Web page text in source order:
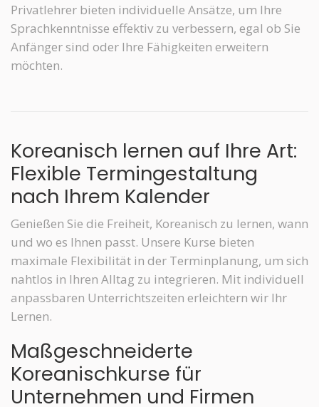
Privatlehrer bieten individuelle Ansätze, um Ihre
Sprachkenntnisse effektiv zu verbessern, egal ob Sie
Anfänger sind oder Ihre Fähigkeiten erweitern
möchten.
Koreanisch lernen auf Ihre Art:
Flexible Termingestaltung
nach Ihrem Kalender
Genießen Sie die Freiheit, Koreanisch zu lernen, wann
und wo es Ihnen passt. Unsere Kurse bieten
maximale Flexibilität in der Terminplanung, um sich
nahtlos in Ihren Alltag zu integrieren. Mit individuell
anpassbaren Unterrichtszeiten erleichtern wir Ihr
Lernen.
Maßgeschneiderte
Koreanischkurse für
Unternehmen und Firmen